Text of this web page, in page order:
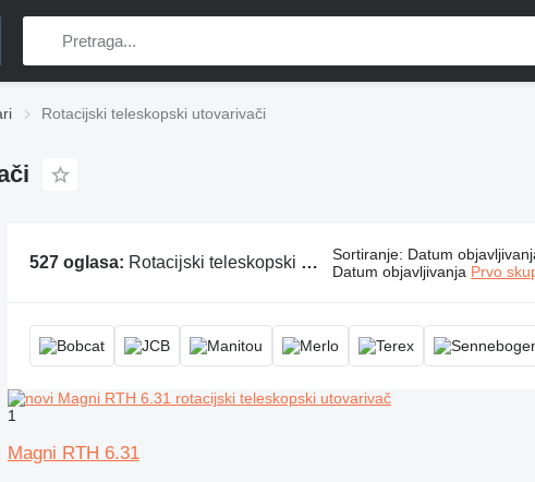
Rotacijski teleskopski utovarivači
527 oglasa: Rotacijski teleskopski utovarivači, roto teleskopski viljuškar Sortiranje: Datum
Datum objavljivanja Prvo
1
Magni RTH 6.31